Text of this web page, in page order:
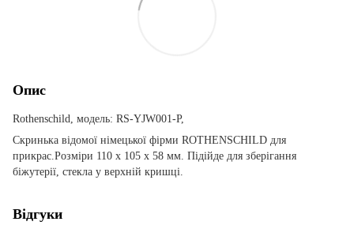
Опис
Rothenschild, модель: RS-YJW001-P,
Скринька відомої німецької фірми ROTHENSCHILD для
прикрас.Розміри 110 x 105 x 58 мм. Підійде для зберігання
біжутерії, стекла у верхній кришці.
Відгуки